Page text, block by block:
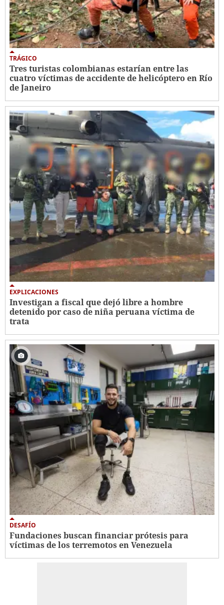
TRÁGICO
Tres turistas colombianas estarían entre las
cuatro víctimas de accidente de helicóptero en Río
de Janeiro
EXPLICACIONES
Investigan a fiscal que dejó libre a hombre
detenido por caso de niña peruana víctima de
trata
DESAFÍO
Fundaciones buscan financiar prótesis para
víctimas de los terremotos en Venezuela